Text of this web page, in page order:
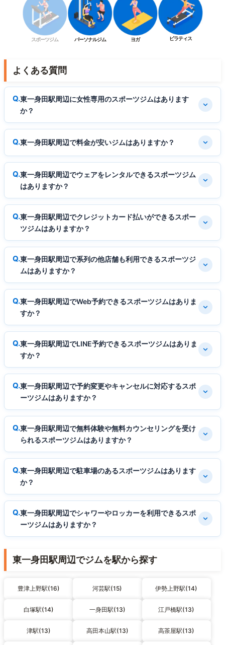
スポーツジム パーソナルジム ヨガ ピラティス
よくある質問
東一身田駅周辺に女性専用のスポーツジムはあります
か？
東一身田駅周辺で料金が安いジムはありますか？
東一身田駅周辺でウェアをレンタルできるスポーツジム
はありますか？
東一身田駅周辺でクレジットカード払いができるスポー
ツジムはありますか？
東一身田駅周辺で系列の他店舗も利用できるスポーツジ
ムはありますか？
東一身田駅周辺でWeb予約できるスポーツジムはありま
すか？
東一身田駅周辺でLINE予約できるスポーツジムはありま
すか？
東一身田駅周辺で予約変更やキャンセルに対応するスポ
ーツジムはありますか？
東一身田駅周辺で無料体験や無料カウンセリングを受け
られるスポーツジムはありますか？
東一身田駅周辺で駐車場のあるスポーツジムはあります
か？
東一身田駅周辺でシャワーやロッカーを利用できるスポ
ーツジムはありますか？
東一身田駅周辺でジムを駅から探す
豊津上野駅(16) 河芸駅(15) 伊勢上野駅(14)
白塚駅(14) 一身田駅(13) 江戸橋駅(13)
津駅(13) 高田本山駅(13) 高茶屋駅(13)